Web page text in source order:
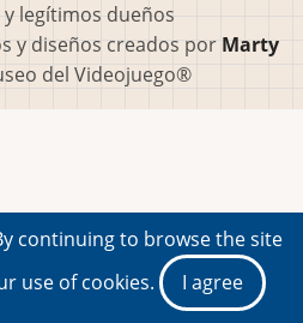
legítimos dueños
y diseños creados por Marty
del Videojuego®
continuing to browse the site
use of cookies.
I agree